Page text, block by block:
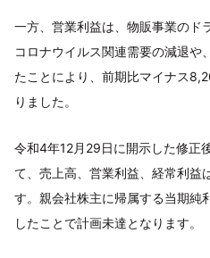
一方、営業利益は、物販事業のド
コロナウイルス関連需要の減退や
たことにより、前期比マイナス
りました。
令和4年12月29日に開示した修正
て、売上高、営業利益、経常利益
す。親会社株主に帰属する当期純
したことで計画未達となります。